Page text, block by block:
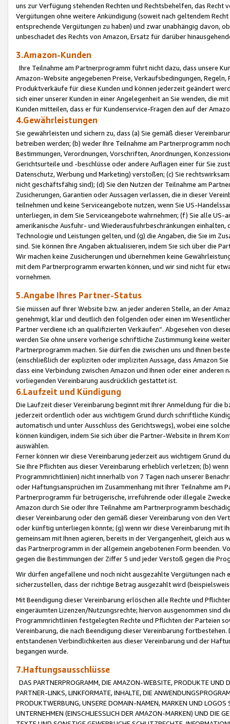
uns zur Verfügung stehenden Rechten und Rechtsbehelfen, das
Vergütungen ohne weitere Ankündigung (soweit nach geltendem
entsprechende Vergütungen zu haben) und zwar unabhängig davon,
unbeschadet des Rechts von Amazon, Ersatz für darüber
3.Amazon-Kunden
Ihre Teilnahme am Partnerprogramm führt nicht dazu, dass unsere
Amazon-Website angegebenen Preise, Verkaufsbedingungen,
Produktverkäufe für diese Kunden und können jederzeit geändert
sich einer unserer Kunden in einer Angelegenheit an Sie wenden, die
Kunden mitteilen, dass er für Kundenservice-Fragen den auf der
4.Gewährleistungen
Sie gewährleisten und sichern zu, dass (a) Sie gemäß dieser
betreiben werden; (b) weder Ihre Teilnahme am Partnerprogramm
Bestimmungen, Verordnungen, Vorschriften, Anordnungen,
Gerichtsurteile und -beschlüsse oder andere Auflagen einer für Sie
Datenschutz, Werbung und Marketing) verstoßen; (c) Sie
nicht geschäftsfähig sind); (d) Sie den Nutzen der Teilnahme am
Zusicherungen, Garantien oder Aussagen verlassen, die in dieser
teilnehmen und keine Serviceangebote nutzen, wenn Sie US-
unterliegen, in dem Sie Serviceangebote wahrnehmen; (f) Sie alle
amerikanische Ausfuhr- und Wiederausfuhrbeschränkungen
Technologie und Leistungen gelten, und (g) die Angaben, die Sie im
sind. Sie können Ihre Angaben aktualisieren, indem Sie sich über die
Wir machen keine Zusicherungen und übernehmen keine
mit dem Partnerprogramm erwarten können, und wir sind nicht für
vornehmen.
5.Angabe Ihres Partner-Status
Sie müssen auf Ihrer Website bzw. an jeder anderen Stelle, an der
genehmigt, klar und deutlich den folgenden oder einen im
Partner verdiene ich an qualifizierten Verkäufen“. Abgesehen von
werden Sie ohne unsere vorherige schriftliche Zustimmung keine
Partnerprogramm machen. Sie dürfen die zwischen uns und Ihnen
(einschließlich der expliziten oder impliziten Aussage, dass Amazon
dass eine Verbindung zwischen Amazon und Ihnen oder einer
vorliegenden Vereinbarung ausdrücklich gestattet ist.
6.Laufzeit und Kündigung
Die Laufzeit dieser Vereinbarung beginnt mit Ihrer Anmeldung für die
jederzeit ordentlich oder aus wichtigem Grund durch schriftliche
automatisch und unter Ausschluss des Gerichtswegs), wobei eine
können kündigen, indem Sie sich über die Partner-Website in Ihrem
auswählen.
Ferner können wir diese Vereinbarung jederzeit aus wichtigem Grund
Sie Ihre Pflichten aus dieser Vereinbarung erheblich verletzen; (b)
Programmrichtlinien) nicht innerhalb von 7 Tagen nach unserer
oder Haftungsansprüchen im Zusammenhang mit Ihrer Teilnahme am
Partnerprogramm für betrügerische, irreführende oder illegale
Amazon durch Sie oder Ihre Teilnahme am Partnerprogramm
dieser Vereinbarung oder den gemäß dieser Vereinbarung von den
oder künftig unterliegen könnte; (g) wenn wir diese Vereinbarung mit
gemeinsam mit Ihnen agieren, bereits in der Vergangenheit, gleich
das Partnerprogramm in der allgemein angebotenen Form beenden.
gegen die Bestimmungen der Ziffer 5 und jeder Verstoß gegen die
Wir dürfen angefallene und noch nicht ausgezahlte Vergütungen
sicherzustellen, dass der richtige Betrag ausgezahlt wird
Mit Beendigung dieser Vereinbarung erlöschen alle Rechte und
eingeräumten Lizenzen/Nutzungsrechte; hiervon ausgenommen sind
Programmrichtlinien festgelegten Rechte und Pflichten der Parteien
Vereinbarung, die nach Beendigung dieser Vereinbarung
entstandenen Verbindlichkeiten aus dieser Vereinbarung und der
begangen wurde.
7.Haftungsausschlüsse
DAS PARTNERPROGRAMM, DIE AMAZON-WEBSITE, PRODUKTE UND
PARTNER-LINKS, LINKFORMATE, INHALTE, DIE
PRODUKTWERBUNG, UNSERE DOMAIN-NAMEN, MARKEN UND
UNTERNEHMEN (EINSCHLIESSLICH DER AMAZON-MARKEN) UND DIE